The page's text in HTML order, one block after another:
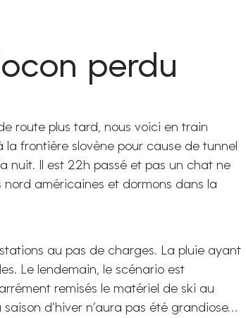
perdu
route plus tard, nous voici en train
la frontière slovène pour cause de tunnel
nuit. Il est 22h passé et pas un chat ne
américaines et dormons dans la
au pas de charges. La pluie ayant
Le lendemain, le scénario est
remisés le matériel de ski au
d’hiver n’aura pas été grandiose…